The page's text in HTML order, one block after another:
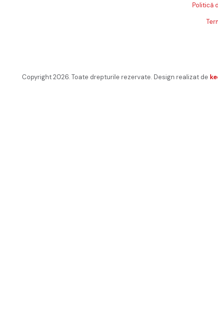
Politică
Copyright 2026. Toate drepturile rezervate. Design realizat de